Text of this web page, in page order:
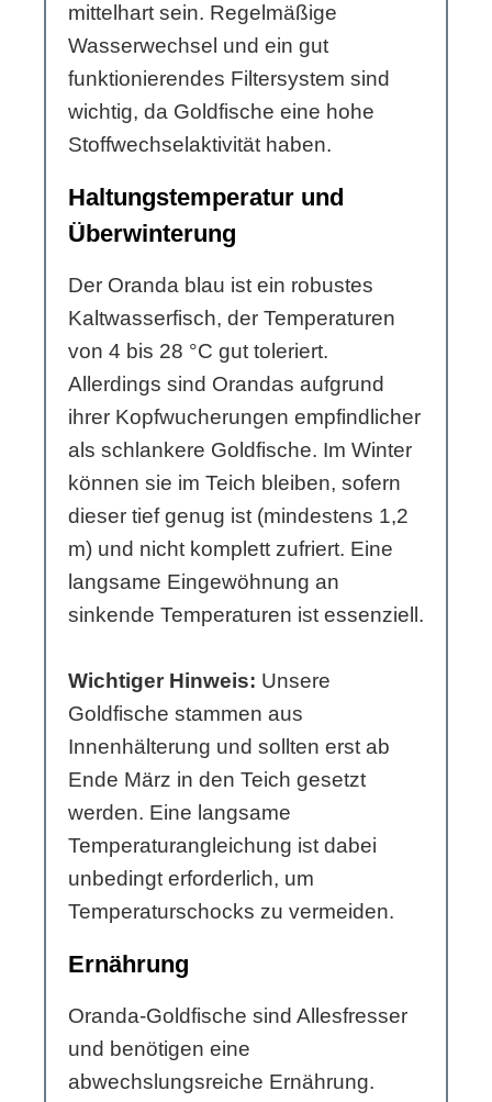
mittelhart sein. Regelmäßige
Wasserwechsel und ein gut
funktionierendes Filtersystem sind
wichtig, da Goldfische eine hohe
Stoffwechselaktivität haben.
Haltungstemperatur und
Überwinterung
Der Oranda blau ist ein robustes
Kaltwasserfisch, der Temperaturen
von 4 bis 28 °C gut toleriert.
Allerdings sind Orandas aufgrund
ihrer Kopfwucherungen empfindlicher
als schlankere Goldfische. Im Winter
können sie im Teich bleiben, sofern
dieser tief genug ist (mindestens 1,2
m) und nicht komplett zufriert. Eine
langsame Eingewöhnung an
sinkende Temperaturen ist essenziell.
Wichtiger Hinweis: Unsere
Goldfische stammen aus
Innenhälterung und sollten erst ab
Ende März in den Teich gesetzt
werden. Eine langsame
Temperaturangleichung ist dabei
unbedingt erforderlich, um
Temperaturschocks zu vermeiden.
Ernährung
Oranda-Goldfische sind Allesfresser
und benötigen eine
abwechslungsreiche Ernährung.